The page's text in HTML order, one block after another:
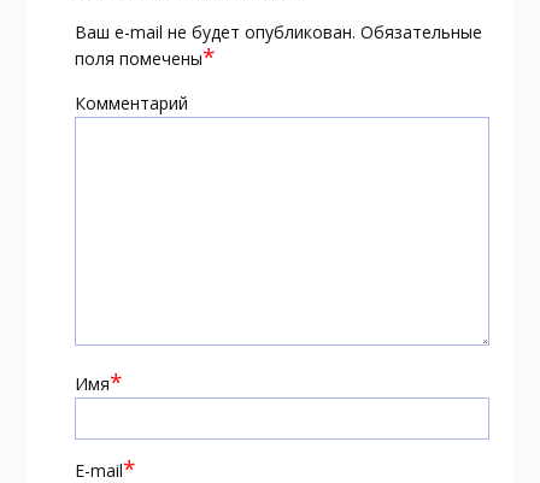
Ваш e-mail не будет опубликован. Обязательные
поля помечены*
Комментарий
Имя*
E-mail*